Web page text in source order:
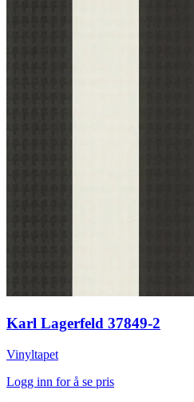
Karl Lagerfeld 37849-2
Vinyltapet
Logg inn for å se pris